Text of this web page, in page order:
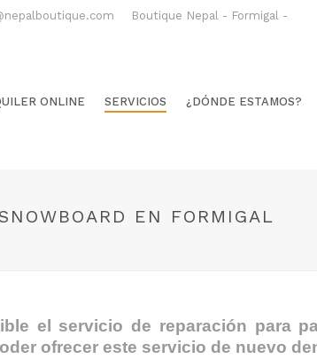
Boutique Nepal - Formigal -
ONLINE SERVICIOS ¿DÓNDE ESTAMOS?
EN FORMIGAL
el servicio de reparación para
ofrecer este servicio de nuevo